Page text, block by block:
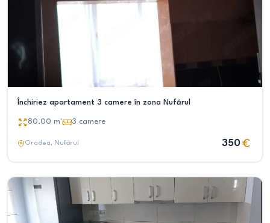
Închiriez apartament 3 camere în zona Nufărul
80.00 m² 3 camere
Oradea, Nufărul 350